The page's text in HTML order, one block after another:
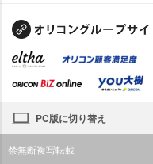
PC版に切り替え
禁無断複写転載